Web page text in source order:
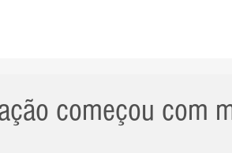
começou com